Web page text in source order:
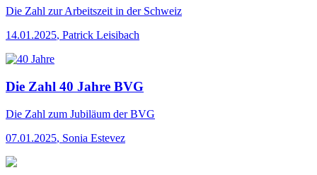
Die Zahl zur Arbeitszeit in der Schweiz
14.01.2025, Patrick Leisibach
Die Zahl 40 Jahre BVG
Die Zahl zum Jubiläum der BVG
07.01.2025, Sonia Estevez